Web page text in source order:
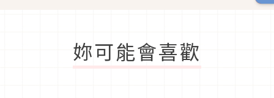
妳可能會喜歡